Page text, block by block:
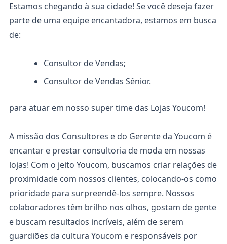
Estamos chegando à sua cidade! Se você deseja fazer
parte de uma equipe encantadora, estamos em busca
de:
Consultor de Vendas;
Consultor de Vendas Sênior.
para atuar em nosso super time das Lojas Youcom!
A missão dos Consultores e do Gerente da Youcom é
encantar e prestar consultoria de moda em nossas
lojas! Com o jeito Youcom, buscamos criar relações de
proximidade com nossos clientes, colocando-os como
prioridade para surpreendê-los sempre. Nossos
colaboradores têm brilho nos olhos, gostam de gente
e buscam resultados incríveis, além de serem
guardiões da cultura Youcom e responsáveis por